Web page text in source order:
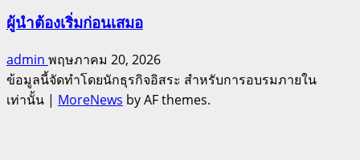
ผู้นำต้องเริ่มก่อนเสมอ
admin พฤษภาคม 20, 2026
ข้อมูลนี้จัดทำโดยนักธุรกิจอิสระ สำหรับการอบรมภายใน
เท่านั้น | MoreNews by AF themes.